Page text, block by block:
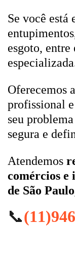
Se você está
esgoto, entre
Oferecemos
profissional
seu
segura e
Atendemos
comércios e
de São
📞